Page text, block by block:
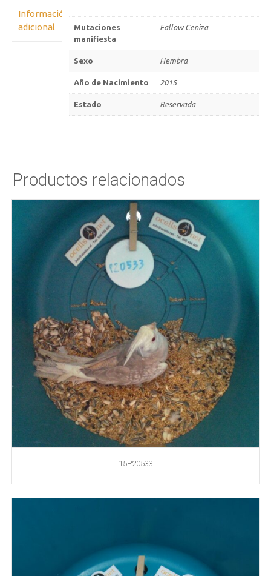
Información
adicional
Mutaciones
manifiesta
Fallow Ceniza
Sexo Hembra
Año de Nacimiento 2015
Estado Reservada
Productos relacionados
15P20533